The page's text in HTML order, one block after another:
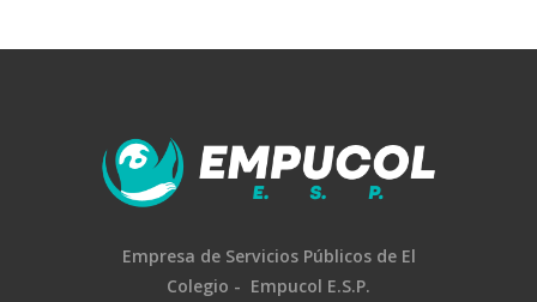
Empresa de Servicios Públicos de El
Colegio - Empucol E.S.P.